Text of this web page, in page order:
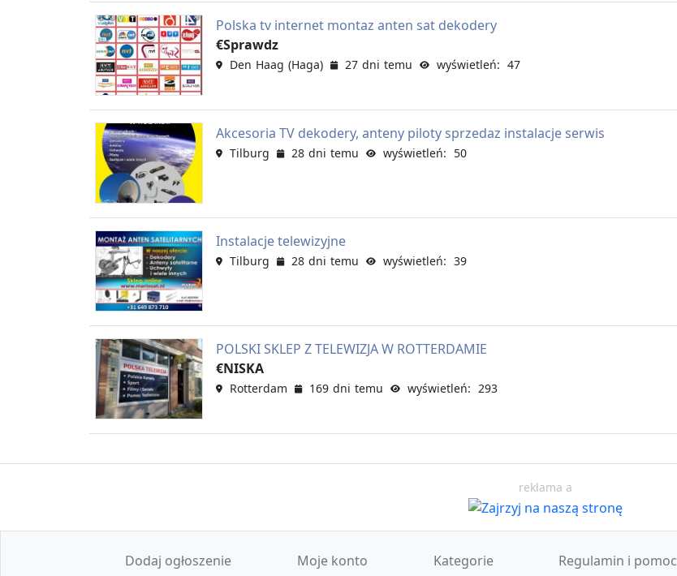
Polska tv internet montaz anten sat dekodery
€Sprawdz
Den Haag (Haga) 27 dni temu wyświetleń: 47
Akcesoria TV dekodery, anteny piloty sprzedaz instalacje serwis
Tilburg 28 dni temu wyświetleń: 50
Instalacje telewizyjne
Tilburg 28 dni temu wyświetleń: 39
POLSKI SKLEP Z TELEWIZJA W ROTTERDAMIE
€NISKA
Rotterdam 169 dni temu wyświetleń: 293
reklama a
Dodaj ogłoszenie Moje konto Kategorie Regulamin i pomoc